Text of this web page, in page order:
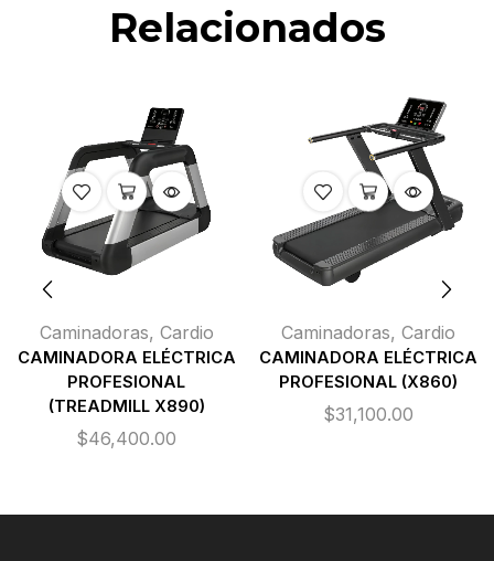
Relacionados
Caminadoras, Cardio
CAMINADORA ELÉCTRICA
PROFESIONAL
(TREADMILL X890)
$46,400.00
Caminadoras, Cardio
CAMINADORA ELÉCTRICA
PROFESIONAL (X860)
$31,100.00